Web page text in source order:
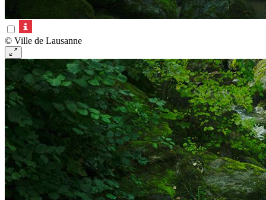
© Ville de Lausanne